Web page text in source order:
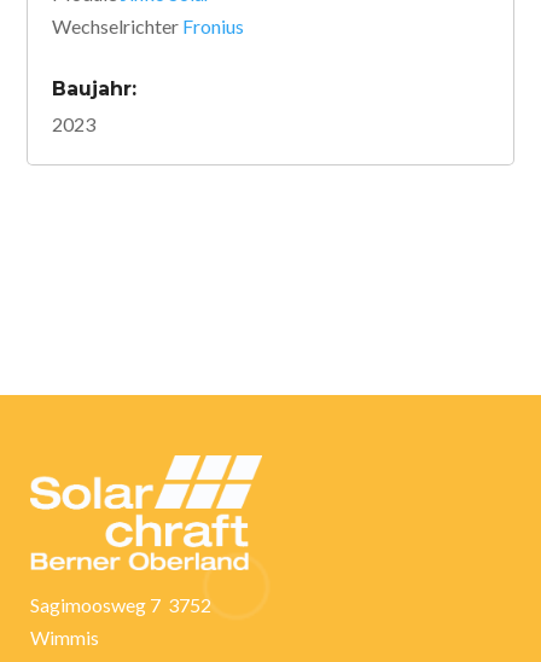
Wechselrichter Fronius
Baujahr:
2023
Sagimoosweg 7 3752
Wimmis